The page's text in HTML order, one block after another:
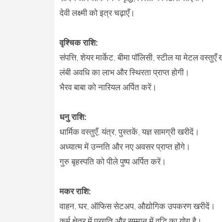
देवी लक्ष्मी को इत्र चढ़ाएँ।
वृश्चिक राशि:
संपत्ति, शेयर मार्केट, बीमा पॉलिसी, स्टील या मेटल वस्तुएँ
लंबी अवधि का लाभ और स्थिरता प्राप्त होगी।
भैरव बाबा को नारियल अर्पित करें।
धनु राशि:
धार्मिक वस्तुएँ, यंत्र, पुस्तकें, यज्ञ सामग्री खरीदें।
अध्यात्म में उन्नति और नए अवसर प्राप्त होंगे।
गुरु बृहस्पति को पीले पुष्प अर्पित करें।
मकर राशि:
वाहन, घर, ऑफिस सेटअप, औद्योगिक उपकरण खरीदें।